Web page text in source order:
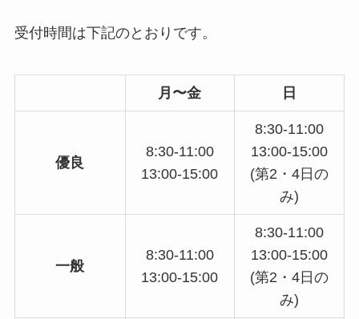
受付時間は下記のとおりです。
月〜金 日
優良
8:30-11:00
13:00-15:00
8:30-11:00
13:00-15:00
(第2・4日の
み)
一般
8:30-11:00
13:00-15:00
8:30-11:00
13:00-15:00
(第2・4日の
み)